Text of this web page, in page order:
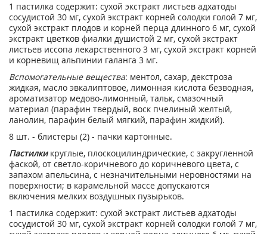
1 пастилка содержит: сухой экстракт листьев адхатоды
сосудистой 30 мг, сухой экстракт корней солодки голой 7 мг,
сухой экстракт плодов и корней перца длинного 6 мг, сухой
экстракт цветков фиалки душистой 2 мг, сухой экстракт
листьев иссопа лекарственного 3 мг, сухой экстракт корней
и корневищ альпинии галанга 3 мг.
Вспомогательные вещества: ментол, сахар, декстроза
жидкая, масло эвкалиптовое, лимонная кислота безводная,
ароматизатор медово-лимонный, тальк, смазочный
материал (парафин твердый, воск пчелиный желтый,
ланолин, парафин белый мягкий, парафин жидкий).
8 шт. - блистеры (2) - пачки картонные.
Пастилкикруглые, плоскоцилиндрические, с закругленной
фаской, от светло-коричневого до коричневого цвета, с
запахом апельсина, с незначительными неровностями на
поверхности; в карамельной массе допускаются
включения мелких воздушных пузырьков.
1 пастилка содержит: сухой экстракт листьев адхатоды
сосудистой 30 мг, сухой экстракт корней солодки голой 7 мг,